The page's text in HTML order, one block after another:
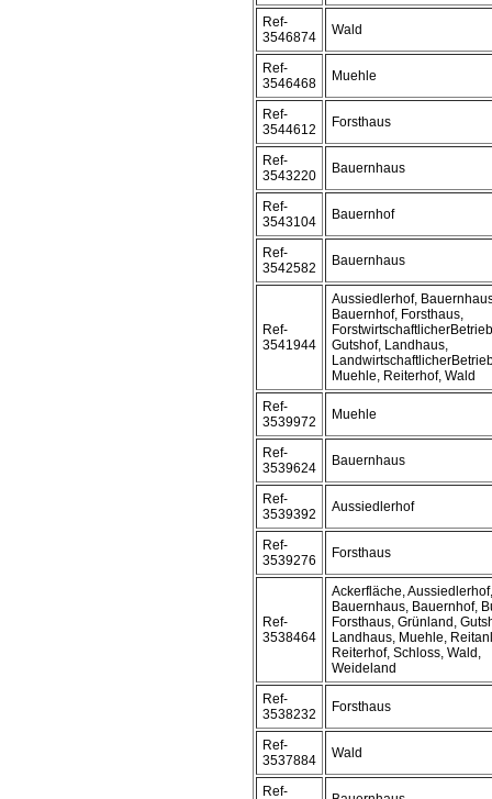
Ref-
3546874
Wald
Ref-
3546468
Muehle
Ref-
3544612
Forsthaus
Ref-
3543220
Bauernhaus
Ref-
3543104
Bauernhof
Ref-
3542582
Bauernhaus
Ref-
3541944
Aussiedlerhof,
Bauernhof, Forsthaus,
Gutshof, Landhaus,
Muehle, Reiterhof, Wald
Ref-
3539972
Muehle
Ref-
3539624
Bauernhaus
Ref-
3539392
Aussiedlerhof
Ref-
3539276
Forsthaus
Ref-
3538464
Ackerfläche, Aussiedlerhof,
Bauernhaus, Bauernhof,
Forsthaus, Grünland,
Landhaus, Muehle,
Reiterhof, Schloss, Wald,
Weideland
Ref-
3538232
Forsthaus
Ref-
3537884
Wald
Ref-